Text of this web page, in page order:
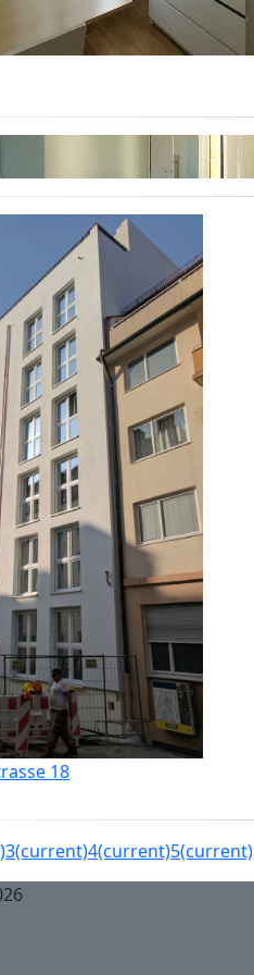
18
3(current)4(current)5(current)